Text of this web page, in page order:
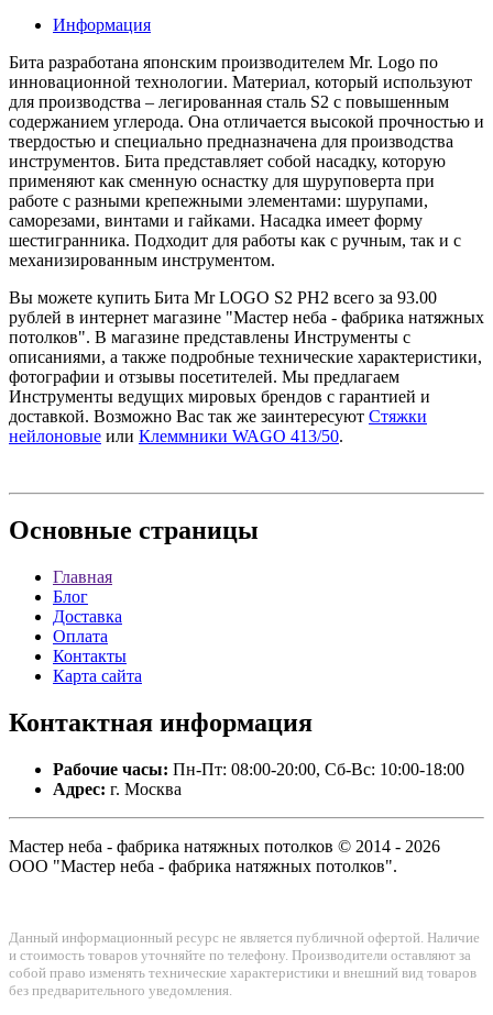
Информация
Бита разработана японским производителем Mr. Logo по
инновационной технологии. Материал, который используют
для производства – легированная сталь S2 с повышенным
содержанием углерода. Она отличается высокой прочностью и
твердостью и специально предназначена для производства
инструментов. Бита представляет собой насадку, которую
применяют как сменную оснастку для шуруповерта при
работе с разными крепежными элементами: шурупами,
саморезами, винтами и гайками. Насадка имеет форму
шестигранника. Подходит для работы как с ручным, так и с
механизированным инструментом.
Вы можете купить Бита Mr LOGO S2 PH2 всего за 93.00
рублей в интернет магазине "Мастер неба - фабрика натяжных
потолков". В магазине представлены Инструменты с
описаниями, а также подробные технические характеристики,
фотографии и отзывы посетителей. Мы предлагаем
Инструменты ведущих мировых брендов с гарантией и
доставкой. Возможно Вас так же заинтересуют Стяжки
нейлоновые или Клеммники WAGO 413/50.
Основные страницы
Главная
Блог
Доставка
Оплата
Контакты
Карта сайта
Контактная информация
Рабочие часы: Пн-Пт: 08:00-20:00, Сб-Вс: 10:00-18:00
Адрес: г. Москва
Мастер неба - фабрика натяжных потолков © 2014 - 2026
ООО "Мастер неба - фабрика натяжных потолков".
Данный информационный ресурс не является публичной офертой. Наличие
и стоимость товаров уточняйте по телефону. Производители оставляют за
собой право изменять технические характеристики и внешний вид товаров
без предварительного уведомления.